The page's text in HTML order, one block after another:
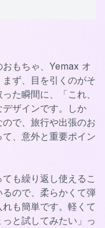
もちゃ、Yemax オ
ず、目を引くのがそ
た瞬間に、「これ、
ザインです。しか
で、旅行や出張のお
、意外と重要ポイン
も繰り返し使えるこ
ので、柔らかくて弾
も簡単です。軽くて
と試してみたい」っ